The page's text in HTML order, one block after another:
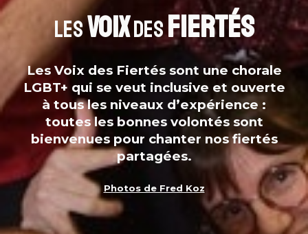
LesVoixdesFiertés
Les Voix des Fiertés sont une chorale
LGBT+ qui se veut inclusive et ouverte
à tous les niveaux d’expérience :
toutes les bonnes volontés sont
bienvenues pour chanter nos fiertés
partagées.
Photos de Fred Koz